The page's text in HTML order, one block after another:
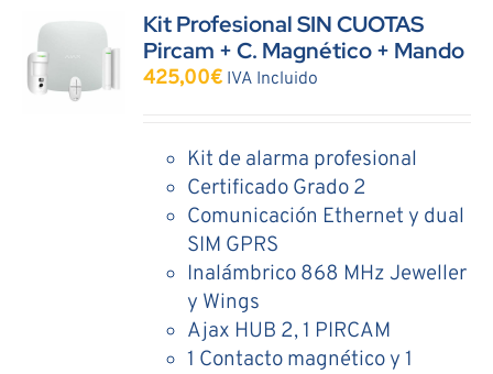
Kit Profesional SIN CUOTAS
Pircam + C. Magnético + Mando
425,00€ IVA Incluido
Kit de alarma profesional
Certificado Grado 2
Comunicación Ethernet y dual
SIM GPRS
Inalámbrico 868 MHz Jeweller
y Wings
Ajax HUB 2, 1 PIRCAM
1 Contacto magnético y 1